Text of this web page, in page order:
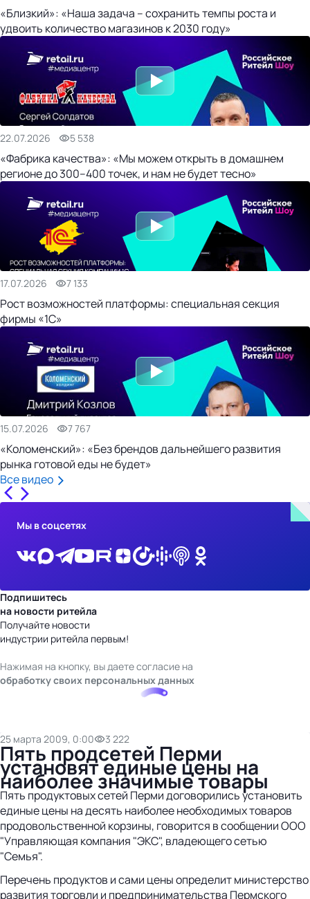
«Близкий»: «Наша задача – сохранить темпы роста и
удвоить количество магазинов к 2030 году»
22.07.2026 5 538
«Фабрика качества»: «Мы можем открыть в домашнем
регионе до 300–400 точек, и нам не будет тесно»
17.07.2026 7 133
Рост возможностей платформы: специальная секция
фирмы «1С»
15.07.2026 7 767
«Коломенский»: «Без брендов дальнейшего развития
рынка готовой еды не будет»
Все видео
Мы в соцсетях
Подпишитесь
на новости ритейла
Получайте новости
индустрии ритейла первым!
Нажимая на кнопку, вы даете согласие на
обработку своих персональных данных
25 марта 2009, 0:00 3 222
Пять продсетей Перми
установят единые цены на
наиболее значимые товары
Пять продуктовых сетей Перми договорились установить
единые цены на десять наиболее необходимых товаров
продовольственной корзины, говорится в сообщении ООО
"Управляющая компания "ЭКС", владеющего сетью
"Семья".
Перечень продуктов и сами цены определит министерство
развития торговли и предпринимательства Пермского